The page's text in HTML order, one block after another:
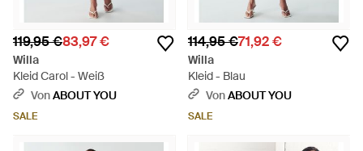
119,95 €83,97 €
Willa
Kleid Carol - Weiß
VonABOUT YOU
SALE
114,95 €71,92 €
Willa
Kleid - Blau
VonABOUT YOU
SALE